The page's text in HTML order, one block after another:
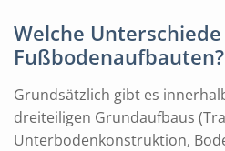
Welche
Fußbodenaufbauten?
Grundsätzlich gibt es
dreiteiligen Grundaufbaus
Unterbodenkonstruktion,